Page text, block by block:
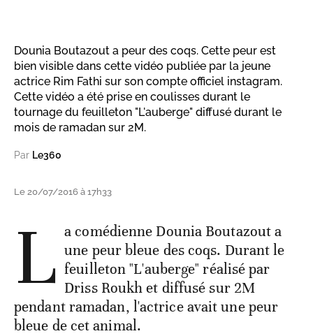
Dounia Boutazout a peur des coqs. Cette peur est
bien visible dans cette vidéo publiée par la jeune
actrice Rim Fathi sur son compte officiel instagram.
Cette vidéo a été prise en coulisses durant le
tournage du feuilleton "L'auberge" diffusé durant le
mois de ramadan sur 2M.
Par Le360
Le 20/07/2016 à 17h33
L a comédienne Dounia Boutazout a
une peur bleue des coqs. Durant le
feuilleton "L'auberge" réalisé par
Driss Roukh et diffusé sur 2M
pendant ramadan, l'actrice avait une peur
bleue de cet animal.